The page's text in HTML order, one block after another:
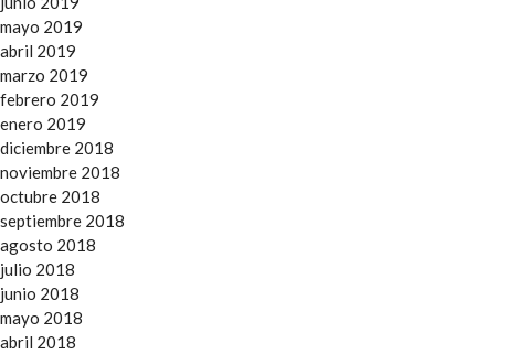
mayo 2019
abril 2019
marzo 2019
febrero 2019
enero 2019
diciembre 2018
noviembre 2018
octubre 2018
septiembre 2018
agosto 2018
julio 2018
junio 2018
mayo 2018
abril 2018